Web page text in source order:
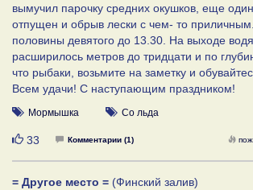
вымучил парочку средних окушков, еще
отпущен и обрыв лески с чем- то
половины девятого до 13.30. На выходе
расширилось метров до тридцати и по
что рыбаки, возьмите на заметку и
Всем удачи! С наступающим праздником!
Мормышка Со льда
Нравится
33 Комментарии (1)
= Другое место = (Финский залив)